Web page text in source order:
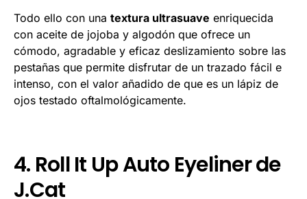
Todo ello con una textura ultrasuave enriquecida
con aceite de jojoba y algodón que ofrece un
cómodo, agradable y eficaz deslizamiento sobre las
pestañas que permite disfrutar de un trazado fácil e
intenso, con el valor añadido de que es un lápiz de
ojos testado oftalmológicamente.
4. Roll It Up Auto Eyeliner de
J.Cat